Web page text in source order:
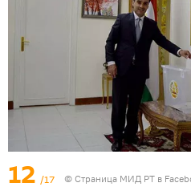
12 /17 © Страница МИД РТ в